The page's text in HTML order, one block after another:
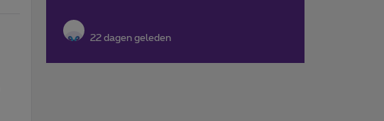
22 dagen geleden